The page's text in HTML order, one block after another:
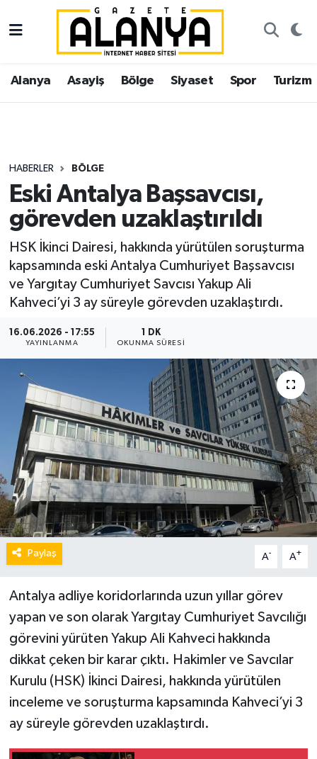
Alanya Asayiş Bölge Siyaset Spor Turizm
HABERLER BÖLGE
Eski Antalya Başsavcısı,
görevden uzaklaştırıldı
HSK İkinci Dairesi, hakkında yürütülen soruşturma
kapsamında eski Antalya Cumhuriyet Başsavcısı
ve Yargıtay Cumhuriyet Savcısı Yakup Ali
Kahveci’yi 3 ay süreyle görevden uzaklaştırdı.
16.06.2026 - 17:55
YAYINLANMA
1 DK
OKUNMA SÜRESI
Paylaş A- A+
Antalya adliye koridorlarında uzun yıllar görev
yapan ve son olarak Yargıtay Cumhuriyet Savcılığı
görevini yürüten Yakup Ali Kahveci hakkında
dikkat çeken bir karar çıktı. Hakimler ve Savcılar
Kurulu (HSK) İkinci Dairesi, hakkında yürütülen
inceleme ve soruşturma kapsamında Kahveci’yi 3
ay süreyle görevden uzaklaştırdı.
Alanya
Asayiş
Siyaset
Spor
Ekonomi
Gazipaşa
İstanbul Nöbetçi Eczaneler
İstanbul Hava Durumu
Süper Lig Puan Durumu ve Fikstür
Tüm Manşetler
Haber Arşivi